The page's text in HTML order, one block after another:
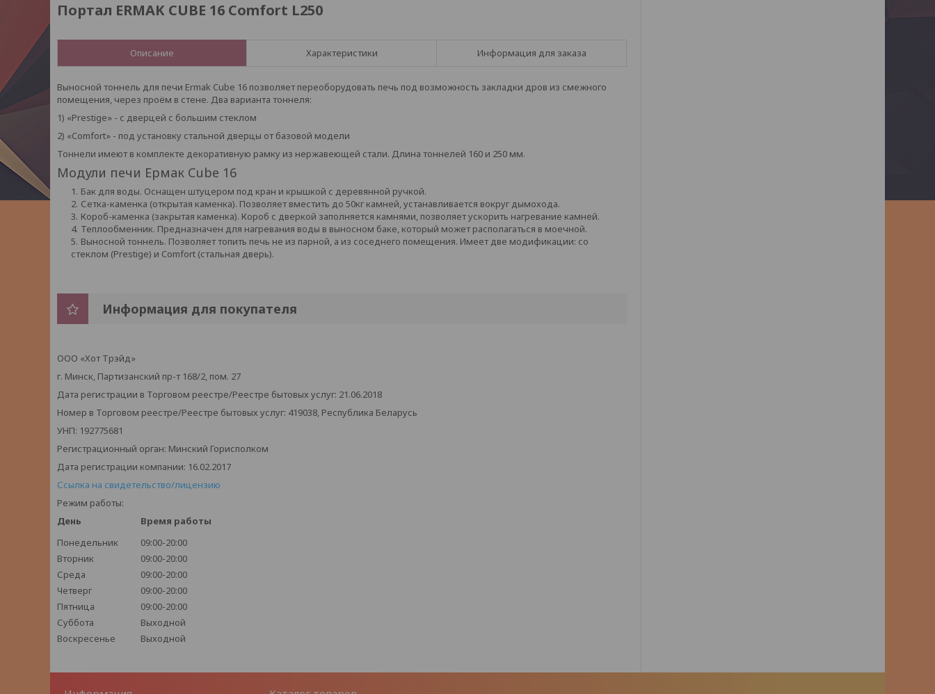
Портал ERMAK CUBE 16 Comfort L250
Описание Характеристики Информация для заказа
Выносной тоннель для печи Ermak Cube 16 позволяет переоборудовать печь под возможность закладки дров из смежного
помещения, через проём в стене. Два варианта тоннеля:
1) «Prestige» - с дверцей с большим стеклом
2) «Comfort» - под установку стальной дверцы от базовой модели
Тоннели имеют в комплекте декоративную рамку из нержавеющей стали. Длина тоннелей 160 и 250 мм.
Модули печи Ермак Cube 16
Бак для воды. Оснащен штуцером под кран и крышкой с деревянной ручкой.
Сетка-каменка (открытая каменка). Позволяет вместить до 50кг камней, устанавливается вокруг дымохода.
Короб-каменка (закрытая каменка). Короб с дверкой заполняется камнями, позволяет ускорить нагревание камней.
Теплообменник. Предназначен для нагревания воды в выносном баке, который может располагаться в моечной.
Выносной тоннель. Позволяет топить печь не из парной, а из соседнего помещения. Имеет две модификации: со
стеклом (Prestige) и Comfort (стальная дверь).
Информация для покупателя
ООО «Хот Трэйд»
г. Минск, Партизанский пр-т 168/2, пом. 27
Дата регистрации в Торговом реестре/Реестре бытовых услуг: 21.06.2018
Номер в Торговом реестре/Реестре бытовых услуг: 419038, Республика Беларусь
УНП: 192775681
Регистрационный орган: Минский Горисполком
Дата регистрации компании: 16.02.2017
Ссылка на свидетельство/лицензию
Режим работы:
День
Время работы
Понедельник
09:00-20:00
Вторник
09:00-20:00
Среда
09:00-20:00
Четверг
09:00-20:00
Пятница
09:00-20:00
Суббота
Выходной
Воскресенье
Выходной